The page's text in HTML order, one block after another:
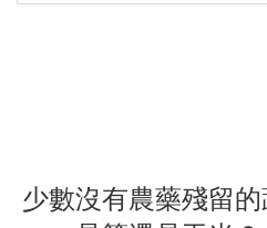
少數沒有農藥殘留的